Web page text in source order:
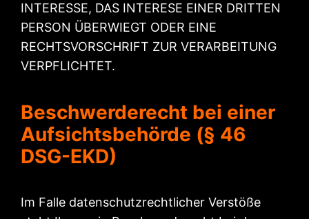
INTERESSE, DAS INTERESE EINER DRITTEN
PERSON ÜBERWIEGT ODER EINE
RECHTSVORSCHRIFT ZUR VERARBEITUNG
VERPFLICHTET.
Beschwerderecht bei einer
Aufsichtsbehörde (§ 46
DSG-EKD)
Im Falle datenschutzrechtlicher Verstöße